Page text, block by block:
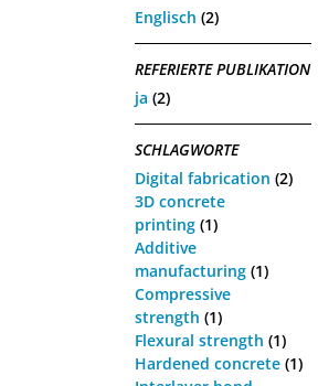
Englisch (2)
REFERIERTE PUBLIKATION
ja (2)
SCHLAGWORTE
Digital fabrication (2)
3D concrete
printing (1)
Additive
manufacturing (1)
Compressive
strength (1)
Flexural strength (1)
Hardened concrete (1)